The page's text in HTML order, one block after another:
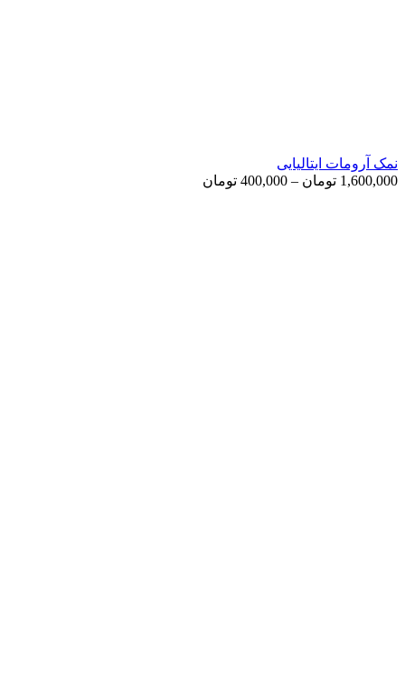
نمک آرومات ایتالیایی
1,600,000 تومان –
400,000 تومان